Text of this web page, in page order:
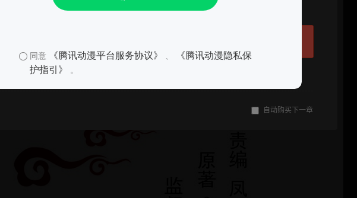
同意 《腾讯动漫平台服务协议》
《腾讯动漫隐私保
护指引》
。